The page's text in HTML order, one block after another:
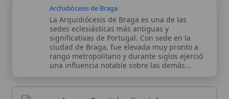
magisteriales y documentos oficiales de
la Iglesia.Proceso editorial →
Wikitólica © 2026. Enciclopedia del patrimonio doctrinal,
histórico y litúrgico de la Iglesia Católica. Parte de la red formativa
Curso Católico,Buscador Católicoy Custodio Animae. Con
Valencia, España.ISSN: 3101-7339. Bajo el patrocinio de San